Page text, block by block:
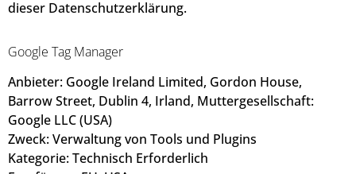
dieser Datenschutzerklärung.
Google Tag Manager
Anbieter: Google Ireland Limited, Gordon House,
Barrow Street, Dublin 4, Irland, Muttergesellschaft:
Google LLC (USA)
Zweck: Verwaltung von Tools und Plugins
Kategorie: Technisch Erforderlich